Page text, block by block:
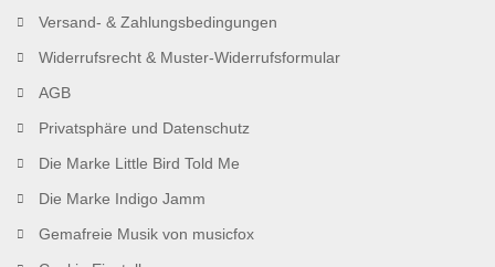
Versand- & Zahlungsbedingungen
Widerrufsrecht & Muster-Widerrufsformular
AGB
Privatsphäre und Datenschutz
Die Marke Little Bird Told Me
Die Marke Indigo Jamm
Gemafreie Musik von musicfox